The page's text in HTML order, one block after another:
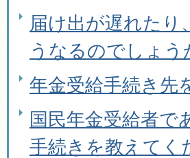
届け出が遅れた
うなるのでしょう
年金受給手続き先
国民年金受給者で
手続きを教えてく